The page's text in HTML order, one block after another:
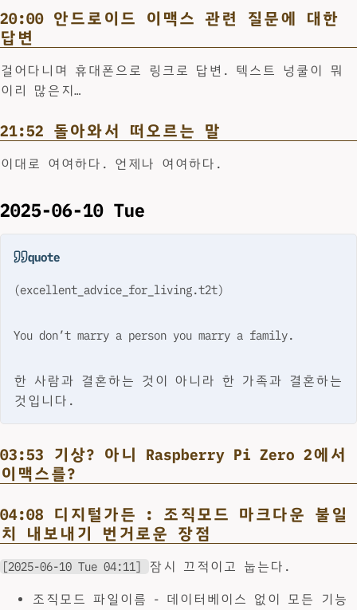
20:00 안드로이드 이맥스 관련 질문에 대한
답변
걸어다니며 휴대폰으로 링크로 답변. 텍스트 넝쿨이 뭐
이리 많은지…
21:52 돌아와서 떠오르는 말
이대로 여여하다. 언제나 여여하다.
2025-06-10 Tue
quote
(excellent_advice_for_living.t2t)
You don’t marry a person you marry a family.
한 사람과 결혼하는 것이 아니라 한 가족과 결혼하는
것입니다.
03:53 기상? 아니 Raspberry Pi Zero 2에서
이맥스를?
04:08 디지털가든 : 조직모드 마크다운 불일
치 내보내기 번거로운 장점
[2025-06-10 Tue 04:11] 잠시 끄적이고 눕는다.
조직모드 파일이름 - 데이터베이스 없이 모든 기능